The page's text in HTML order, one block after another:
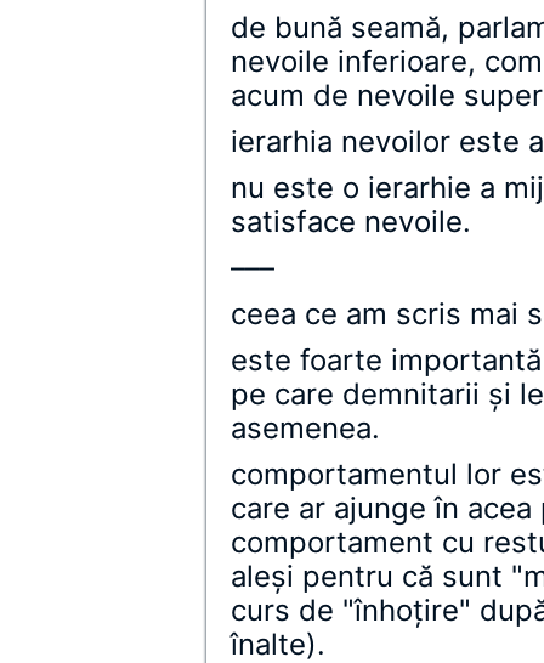
de bună seamă,
nevoile inferioare,
acum de nevoile
ierarhia nevoilor este
nu este o ierarhie a
satisface nevoile.
–––
ceea ce am scris mai
este foarte
pe care demnitarii şi
asemenea.
comportamentul lor
care ar ajunge în
comportament cu
aleşi pentru că sunt
curs de "înhoţire"
înalte).